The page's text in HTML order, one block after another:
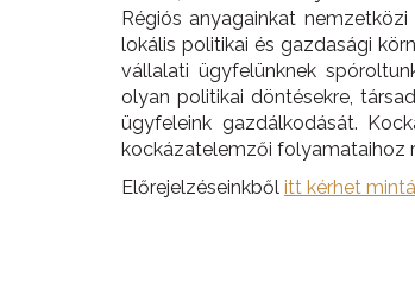
Régiós anyagainkat
lokális politikai és gazdasági
vállalati ügyfelünknek
olyan politikai döntésekre,
ügyfeleink gazdálkodását.
kockázatelemzői folyamataihoz
Előrejelzéseinkből itt kérhet